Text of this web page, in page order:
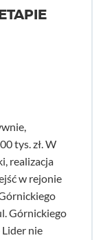
tys. zł. W
realizacja
w rejonie
Górnickiego
Lider nie